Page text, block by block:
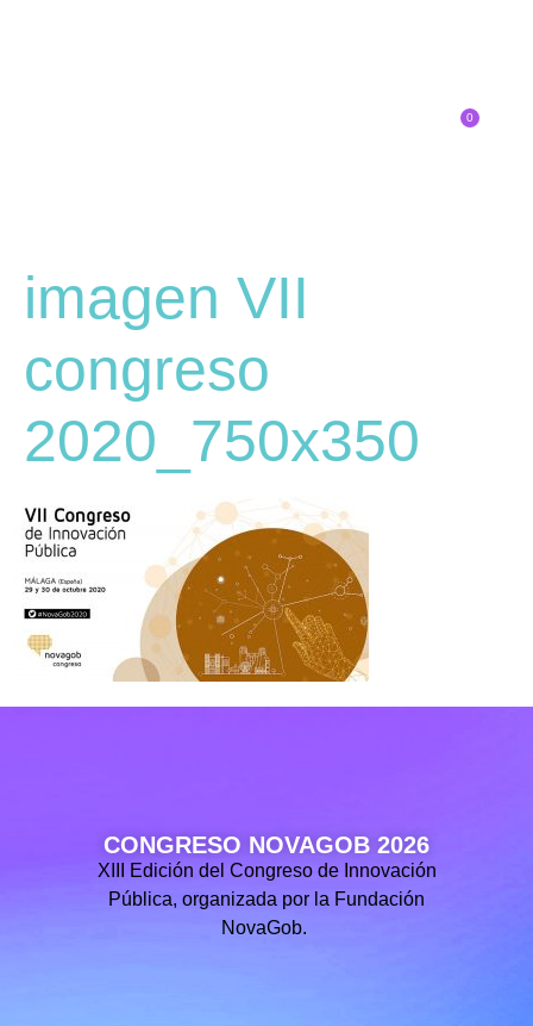
0
imagen VII
congreso
2020_750x350
CONGRESO NOVAGOB 2026
XIII Edición del Congreso de Innovación
Pública, organizada por la Fundación
NovaGob.